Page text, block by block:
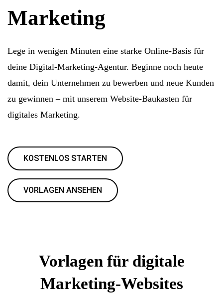
Marketing
Lege in wenigen Minuten eine starke Online-Basis für
deine Digital-Marketing-Agentur. Beginne noch heute
damit, dein Unternehmen zu bewerben und neue Kunden
zu gewinnen – mit unserem Website-Baukasten für
digitales Marketing.
KOSTENLOS STARTEN
VORLAGEN ANSEHEN
Vorlagen für digitale
Marketing-Websites